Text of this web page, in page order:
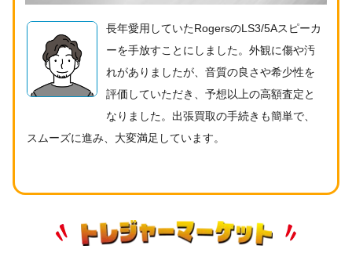
長年愛用していたRogersのLS3/5Aスピーカ
ーを手放すことにしました。外観に傷や汚
れがありましたが、音質の良さや希少性を
評価していただき、予想以上の高額査定と
なりました。出張買取の手続きも簡単で、
スムーズに進み、大変満足しています。